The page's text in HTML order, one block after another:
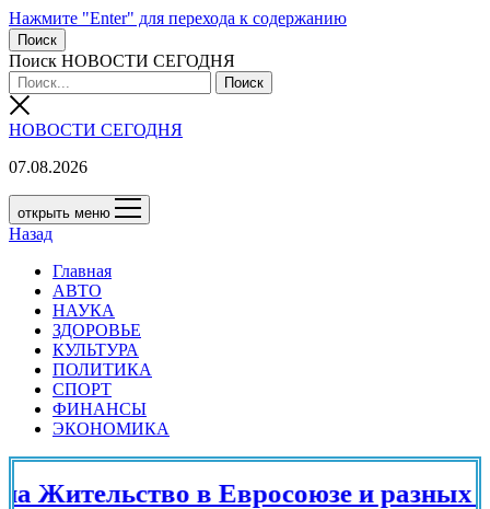
Нажмите "Enter" для перехода к содержанию
Поиск
Поиск НОВОСТИ СЕГОДНЯ
НОВОСТИ СЕГОДНЯ
07.08.2026
открыть меню
Назад
Главная
АВТО
НАУКА
ЗДОРОВЬЕ
КУЛЬТУРА
ПОЛИТИКА
СПОРТ
ФИНАНСЫ
ЭКОНОМИКА
в Евросоюзе и разных